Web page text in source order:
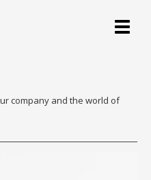
company and the world of